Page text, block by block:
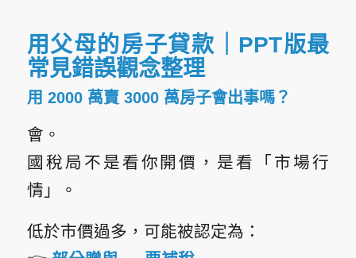
用父母的房子貸款｜PPT版最
常見錯誤觀念整理
用 2000 萬賣 3000 萬房子會出事嗎？
會。
國稅局不是看你開價，是看「市場行
情」。
低於市價過多，可能被認定為：